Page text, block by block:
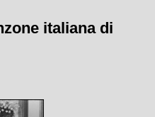
italiana di